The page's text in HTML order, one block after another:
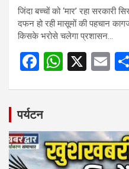
जिंदा बच्चों को ‘मार’ रहा सरकारी
दफन हो रही मासूमों की पहचान
किसके भरोसे चलेगा प्रशासन…
F
b
o
o
W
A
p
X
E
पर्यटन